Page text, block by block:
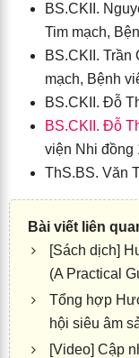
BS.CKII.
Tim mạch,
BS.CKII. Trần
mạch, Bệnh
BS.CKII. Đỗ
BS.CKII. Đỗ
viện Nhi đồng
ThS.BS. Văn
[Sách dịch]
(A Practical
Tổng hợp
hội siêu âm
[Video] Cập